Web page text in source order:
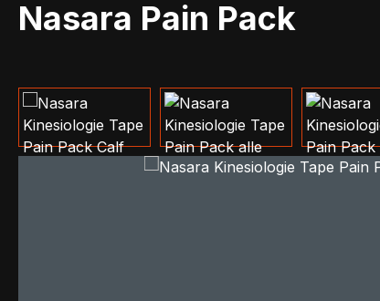
Nasara Pain Pack
Bildergalerie überspringen